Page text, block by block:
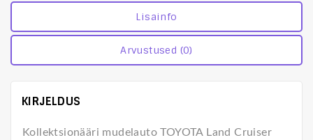
Lisainfo
Arvustused (0)
KIRJELDUS
Kollektsionääri mudelauto TOYOTA Land Cruiser